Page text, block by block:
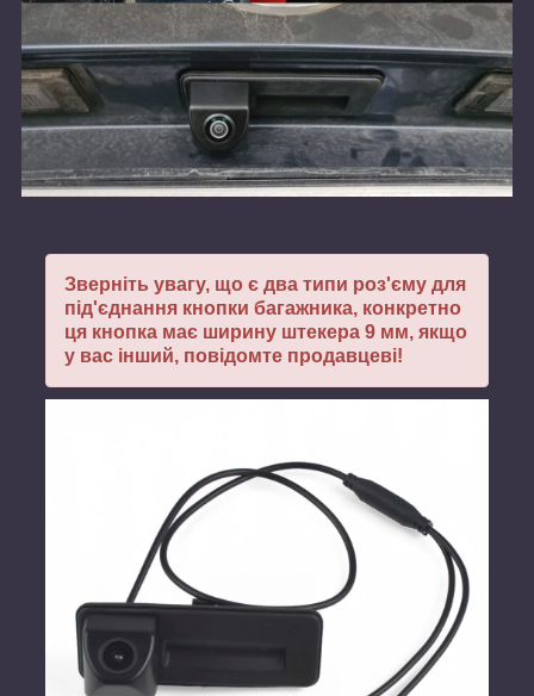
Зверніть увагу, що є два типи роз'єму для
під'єднання кнопки багажника, конкретно
ця кнопка має ширину штекера 9 мм, якщо
у вас інший, повідомте продавцеві!